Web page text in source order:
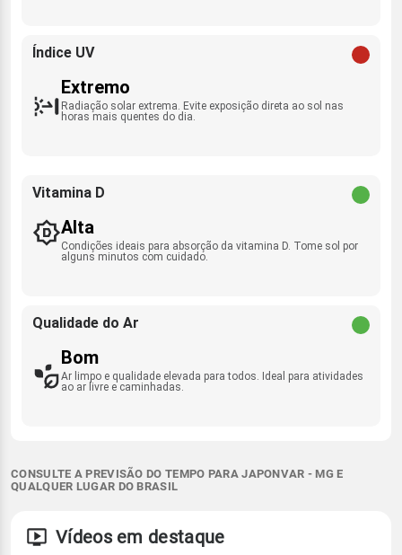
Índice UV
Extremo
Radiação solar extrema. Evite exposição direta ao sol nas
horas mais quentes do dia.
Vitamina D
Alta
Condições ideais para absorção da vitamina D. Tome sol por
alguns minutos com cuidado.
Qualidade do Ar
Bom
Ar limpo e qualidade elevada para todos. Ideal para atividades
ao ar livre e caminhadas.
CONSULTE A PREVISÃO DO TEMPO PARA JAPONVAR - MG E
QUALQUER LUGAR DO BRASIL
Vídeos em destaque